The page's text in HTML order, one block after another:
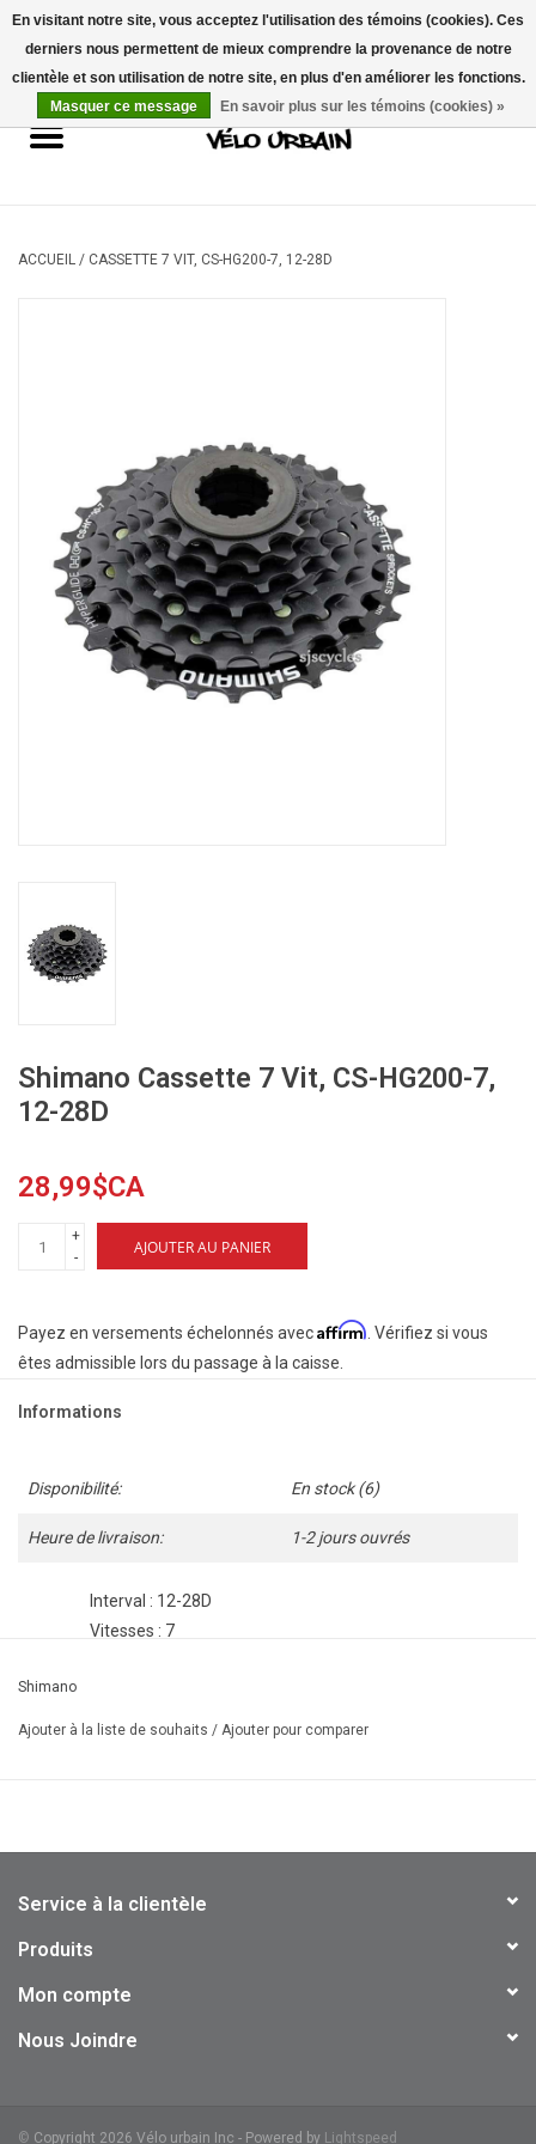
USD/CAD 0 Articles - 0,00$CA
Vélos neufs
Mécanique
Marques
ACCUEIL / CASSETTE 7 VIT, CS-HG200-7, 12-28D
Shimano Cassette 7 Vit, CS-HG200-7,
12-28D
28,99$CA
+
-
AJOUTER AU PANIER
Payez en versements échelonnés avecAffirm. Vérifiez si vous
êtes admissible lors du passage à la caisse.
Informations
Disponibilité: En stock(6)
Heure de livraison: 1-2 jours ouvrés
Interval : 12-28D
Vitesses : 7
28
pignons : Acier
Shimano
Ajouter à la liste de souhaits / Ajouter pour comparer
Service à la clientèle
Produits
Mon compte
Nous Joindre
© Copyright 2026 Vélo urbain Inc - Powered by Lightspeed
En visitant notre site, vous acceptez l'utilisation des témoins (cookies). Ces
derniers nous permettent de mieux comprendre la provenance de notre
clientèle et son utilisation de notre site, en plus d'en améliorer les fonctions.
Masquer ce message
En savoir plus sur les témoins (cookies) »